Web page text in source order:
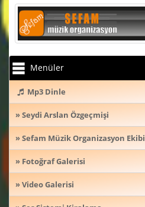
Menüler
Mp3 Dinle
» Seydi Arslan Özgeçmişi
» Sefam Müzik Organizasyon Ekibi
» Fotoğraf Galerisi
» Video Galerisi